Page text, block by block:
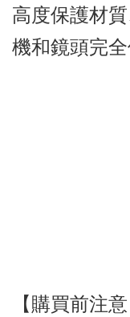
高度保護材
機和鏡頭完全
【購買前注